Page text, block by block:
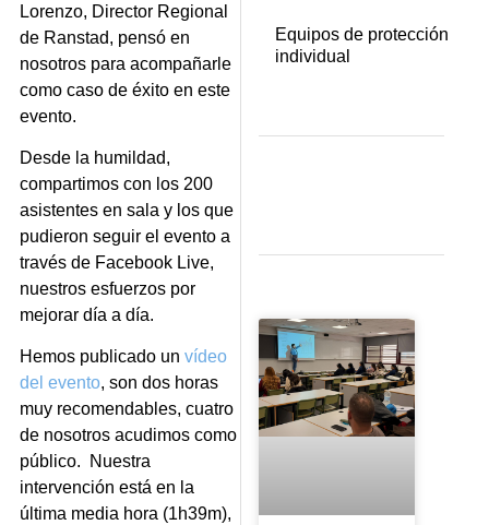
Lorenzo, Director Regional
de Ranstad, pensó en
nosotros para acompañarle
como caso de éxito en este
evento.
Desde la humildad,
compartimos con los 200
asistentes en sala y los que
pudieron seguir el evento a
través de Facebook Live,
nuestros esfuerzos por
mejorar día a día.
Hemos publicado un vídeo
del evento, son dos horas
muy recomendables, cuatro
de nosotros acudimos como
público. Nuestra
intervención está en la
última media hora (1h39m),
Equipos de protección
individual